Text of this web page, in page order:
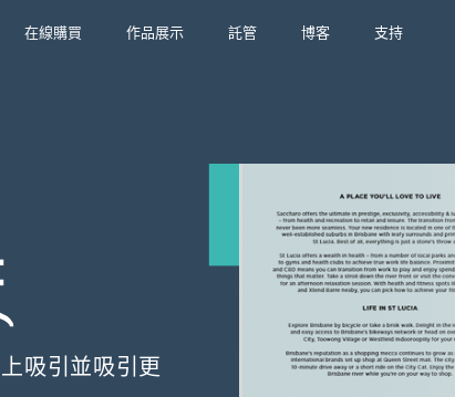
在線購買 作品展示 託管 博客 支持
吸引並吸引更